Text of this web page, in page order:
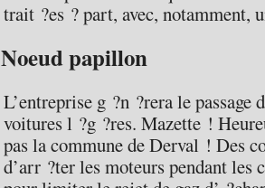
trait ?es ? part, avec, notamment,
Noeud papillon
L’entreprise g ?n ?rera le
voitures l ?g ?res. Mazette !
pas la commune de Derval ! Des
d’arr ?ter les moteurs pendant les